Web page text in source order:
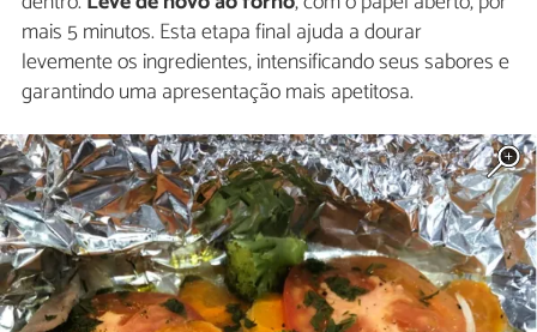
mais 5 minutos. Esta etapa final ajuda a dourar
levemente os ingredientes, intensificando seus sabores e
garantindo uma apresentação mais apetitosa.